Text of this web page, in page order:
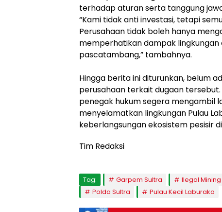
terhadap aturan serta tanggung
‎“Kami tidak anti investasi, tetapi
Perusahaan tidak boleh hanya
memperhatikan dampak lingkungan
pascatambang,” tambahnya.
‎Hingga berita ini diturunkan, belum
perusahaan terkait dugaan
penegak hukum segera mengambil
menyelamatkan lingkungan Pulau
keberlangsungan ekosistem pesisir
Tim Redaksi
Tag: Garpem Sultra Ilegal Mining
Polda Sultra
Pulau Kecil Laburako